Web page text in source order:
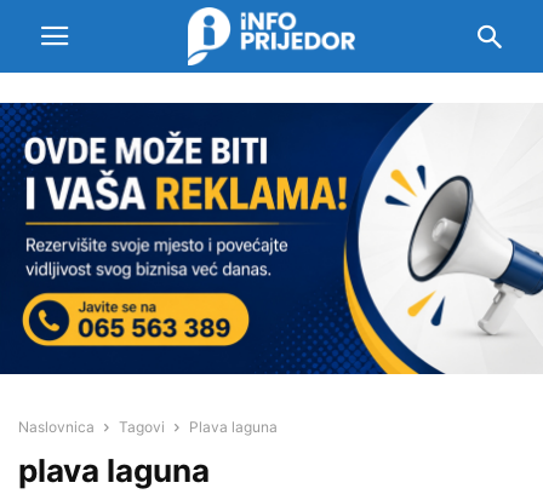
Naslovnica Tagovi Plava laguna
plava laguna